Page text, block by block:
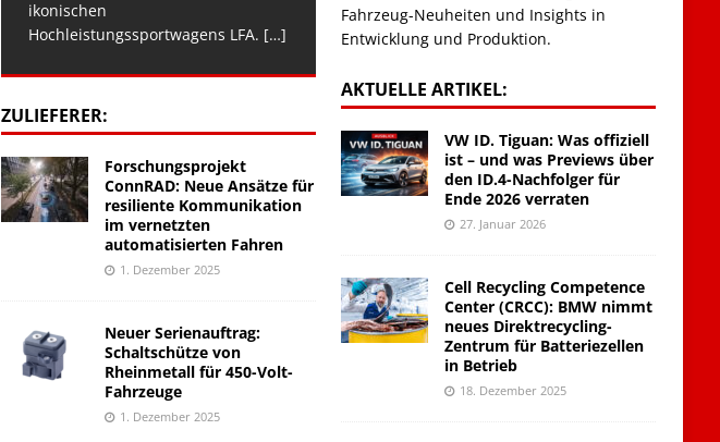
ikonischen
Hochleistungssportwagens LFA. […]
ZULIEFERER:
Forschungsprojekt
ConnRAD: Neue Ansätze für
resiliente Kommunikation
im vernetzten
automatisierten Fahren
1. Dezember 2025
Neuer Serienauftrag:
Schaltschütze von
Rheinmetall für 450-Volt-
Fahrzeuge
1. Dezember 2025
Fahrzeug-Neuheiten und Insights in
Entwicklung und Produktion.
AKTUELLE ARTIKEL:
VW ID. Tiguan: Was offiziell
ist – und was Previews über
den ID.4-Nachfolger für
Ende 2026 verraten
27. Januar 2026
Cell Recycling Competence
Center (CRCC): BMW nimmt
neues Direktrecycling-
Zentrum für Batteriezellen
in Betrieb
18. Dezember 2025